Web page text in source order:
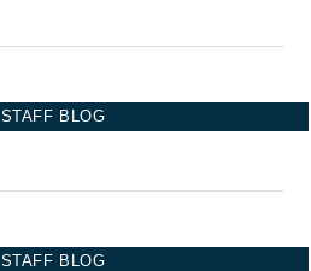
STAFF BLOG
STAFF BLOG